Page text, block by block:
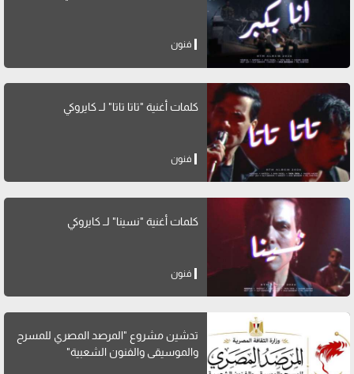
فنون
كلمات أغنية "تاتا تاتا" لــ كايروكي
فنون
كلمات أغنية "نسينا" لــ كايروكي
فنون
تدشين مشروع "المرصد المصري للمسرح
والموسيقى والفنون الشعبية"